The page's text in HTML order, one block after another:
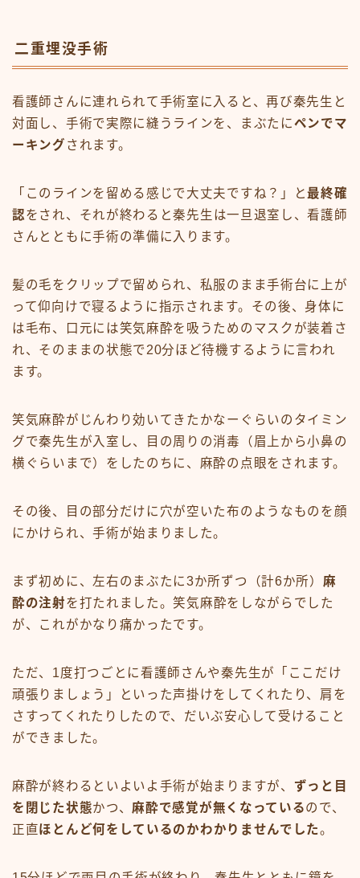
二重埋没手術
看護師さんに連れられて手術室に入ると、再び秦先生と
対面し、手術で実際に縫うラインを、まぶたにペンでマ
ーキング されます。
「このラインを留める感じで大丈夫ですね？」と最終確
認をされ、それが終わると秦先生は一旦退室し、看護師
さんとともに手術の準備に入ります。
髪の毛をクリップで留められ、私服のまま手術台に上が
って仰向けで寝るように指示されます。その後、身体に
は毛布、口元には笑気麻酔を吸うためのマスクが装着さ
れ、そのままの状態で20分ほど待機するように言われ
ます。
笑気麻酔がじんわり効いてきたかなーぐらいのタイミン
グで秦先生が入室し、目の周りの消毒（眉上から小鼻の
横ぐらいまで）をしたのちに、麻酔の点眼をされます。
その後、目の部分だけに穴が空いた布のようなものを顔
にかけられ、手術が始まりました。
まず初めに、左右のまぶたに3か所ずつ（計6か所） 麻
酔の注射を打たれました。笑気麻酔をしながらでした
が、これがかなり痛かったです。
ただ、1度打つごとに看護師さんや秦先生が「ここだけ
頑張りましょう」といった声掛けをしてくれたり、肩を
さすってくれたりしたので、だいぶ安心して受けること
ができました。
麻酔が終わるといよいよ手術が始まりますが、 ずっと目
を閉じた状態かつ、 麻酔で感覚が無くなっているので、
正直ほとんど何をしているのかわかりませんでした。